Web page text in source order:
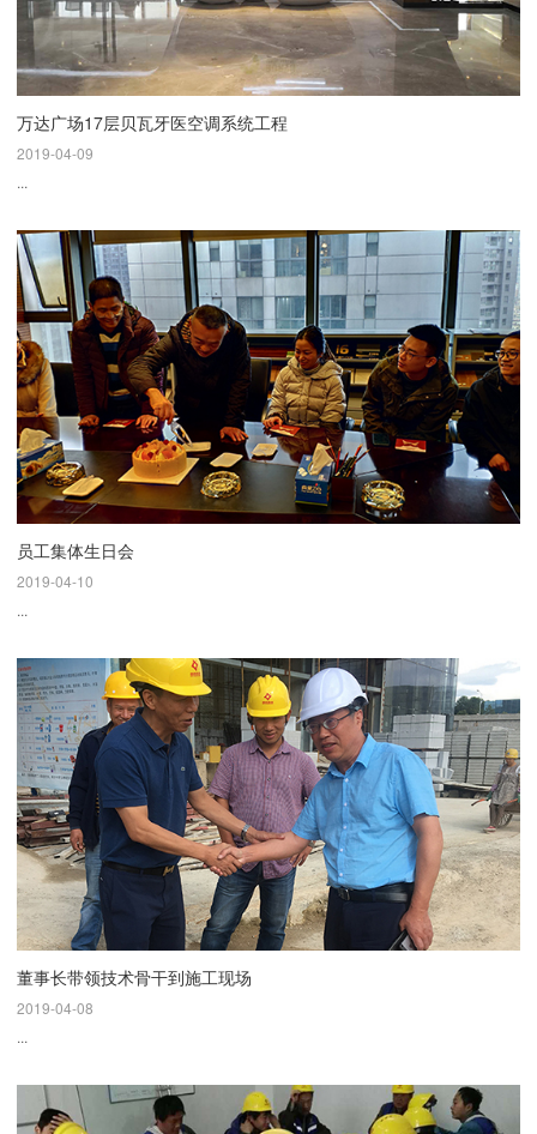
万达广场17层贝瓦牙医空调系统工程
2019-04-09
...
员工集体生日会
2019-04-10
...
董事长带领技术骨干到施工现场
2019-04-08
...